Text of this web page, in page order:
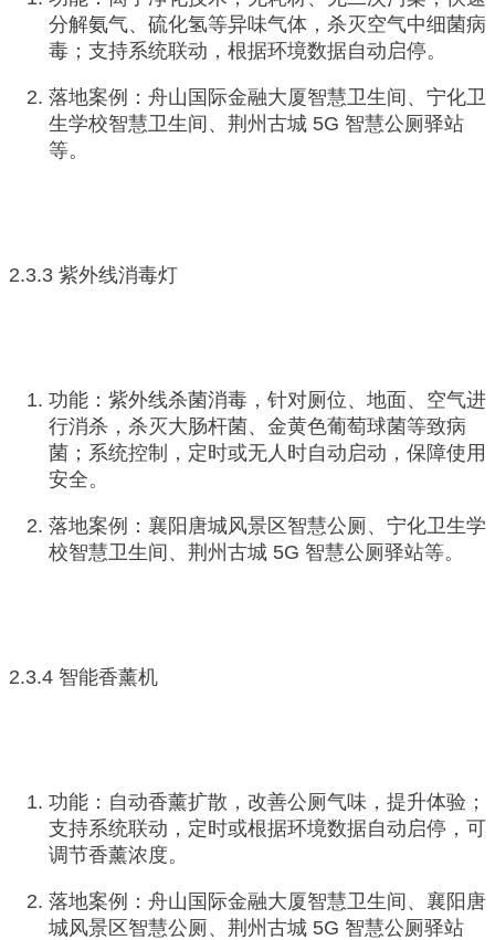
分解氨气、硫化氢等异味气体，杀灭空气中细菌病
毒；支持系统联动，根据环境数据自动启停。
落地案例：舟山国际金融大厦智慧卫生间、宁化卫
生学校智慧卫生间、荆州古城 5G 智慧公厕驿站
等。
2.3.3 紫外线消毒灯
功能：紫外线杀菌消毒，针对厕位、地面、空气进
行消杀，杀灭大肠杆菌、金黄色葡萄球菌等致病
菌；系统控制，定时或无人时自动启动，保障使用
安全。
落地案例：襄阳唐城风景区智慧公厕、宁化卫生学
校智慧卫生间、荆州古城 5G 智慧公厕驿站等。
2.3.4 智能香薰机
功能：自动香薰扩散，改善公厕气味，提升体验；
支持系统联动，定时或根据环境数据自动启停，可
调节香薰浓度。
落地案例：舟山国际金融大厦智慧卫生间、襄阳唐
城风景区智慧公厕、荆州古城 5G 智慧公厕驿站